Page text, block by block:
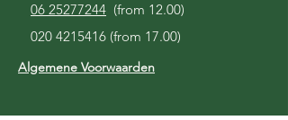
06 25277244 (from 12.00)
020 4215416 (from 17.00)
Algemene Voorwaarden